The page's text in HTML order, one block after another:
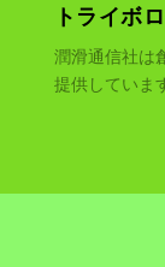
トライボ
潤滑通信社は
提供していま